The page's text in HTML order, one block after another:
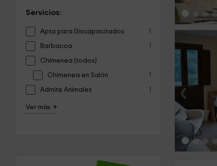
Servicios:
Apta para Discapacitados 1
Barbacoa 1
Chimenea (todos)
Chimenea en Salón 1
Admite Animales 1
Ver más +
‹